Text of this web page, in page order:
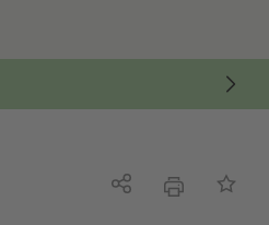
Delen afdrukkenOp de